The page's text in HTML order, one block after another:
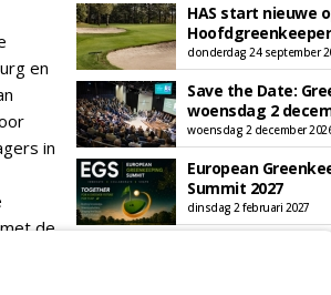
en
in
de
HAS start nieuwe
Hoofdgreenkeeper
donderdag 24 september
Save the Date:
woensdag 2
woensdag 2 december
European
Summit 2027
dinsdag 2 februari 2027